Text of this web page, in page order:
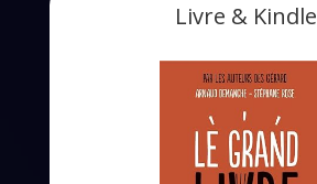
Livre & Kindle